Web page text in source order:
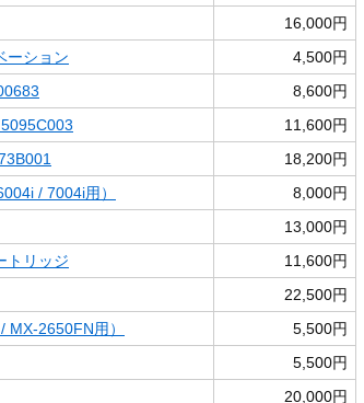
16,000円
ーション
4,500円
8,600円
11,600円
18,200円
/ 7004i用）
8,000円
13,000円
トリッジ
11,600円
22,500円
2650FN用）
5,500円
5,500円
20,000円